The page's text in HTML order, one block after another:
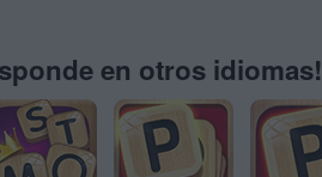
en otros idiomas!